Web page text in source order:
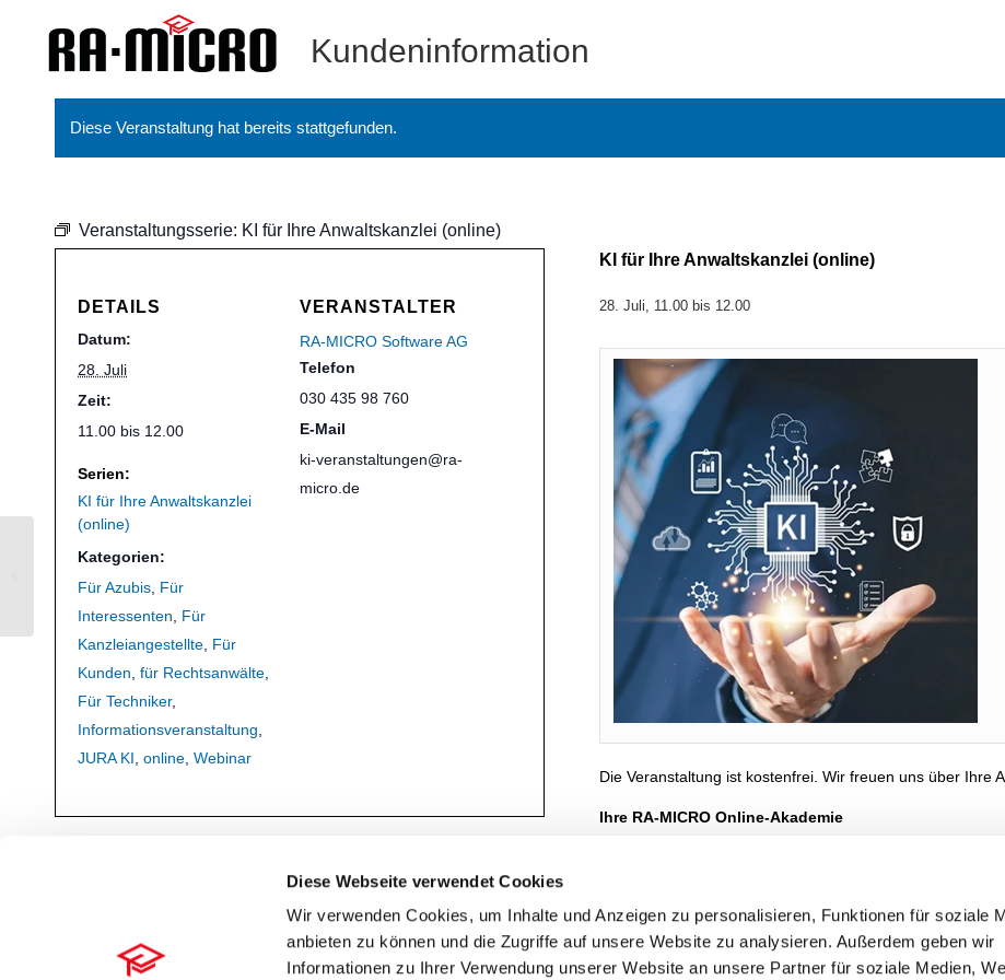
Diese Webseite verwendet Cookies
Wir verwenden Cookies, um Inhalte und Anzeigen zu personalisieren, Funktionen für soziale
anbieten zu können und die Zugriffe auf unsere Website zu analysieren. Außerdem geben wir
Informationen zu Ihrer Verwendung unserer Website an unsere Partner für soziale Medien,
Kundeninformation
Diese Veranstaltung hat bereits stattgefunden.
Veranstaltungsserie: KI für Ihre Anwaltskanzlei (online)
KI für Ihre Anwaltskanzlei (online)
28. Juli, 11.00bis 12.00
Die Veranstaltung ist kostenfrei. Wir freuen uns über Ihre
Ihre RA-MICRO Online-Akademie
DETAILS
Datum:
28. Juli
Zeit:
11.00 bis 12.00
Serien:
KI für Ihre Anwaltskanzlei
(online)
Kategorien:
Für Azubis Für
Interessenten
Für
Kanzleiangestellte Für
Kunden für Rechtsanwälte
Für Techniker,
Informationsveranstaltung
JURA KI online Webinar
VERANSTALTER
RA-MICRO Software AG
Telefon
030 435 98 760
E-Mail
ki-veranstaltungen@ra-
micro.de
Wiedervorlagen & Fristen effektiv in
Ihrer Kanzlei einsetzen